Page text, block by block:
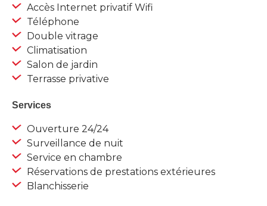
Accès Internet privatif Wifi
Téléphone
Double vitrage
Climatisation
Salon de jardin
Terrasse privative
Services
Ouverture 24/24
Surveillance de nuit
Service en chambre
Réservations de prestations extérieures
Blanchisserie